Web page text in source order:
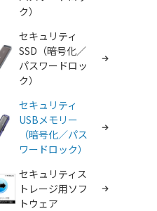
ク）
セキュリティ
SSD（暗号化／
パスワードロッ
ク）
セキュリティ
USBメモリー
（暗号化／パス
ワードロック）
セキュリティス
トレージ用ソフ
トウェア